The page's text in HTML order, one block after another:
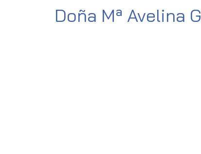
Doña Mª Avelina